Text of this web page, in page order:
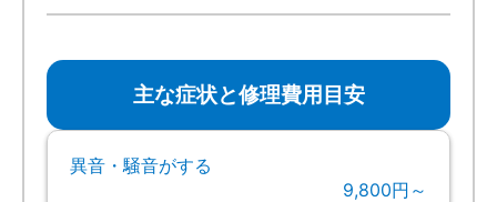
主な症状と修理費用目安
異音・騒音がする
9,800円～